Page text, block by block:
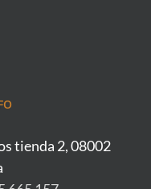
tienda 2, 08002